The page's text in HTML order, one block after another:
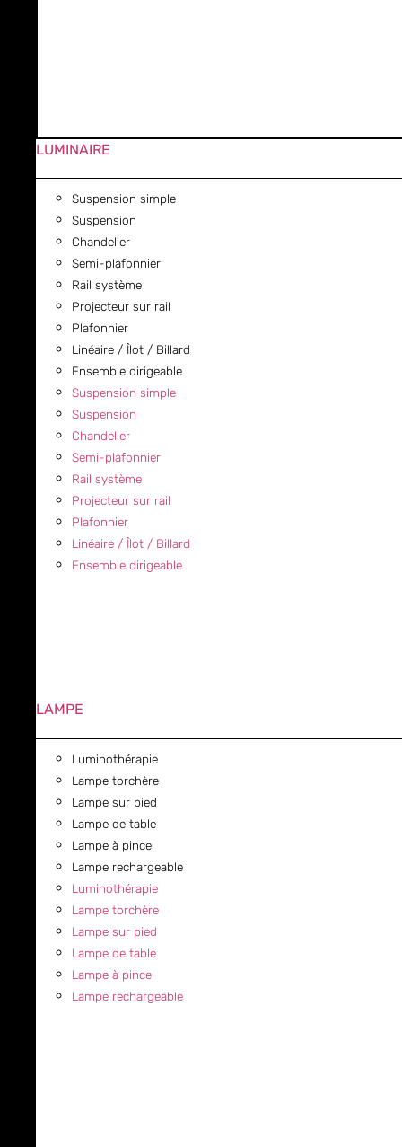
LUMINAIRE
Suspension simple
Suspension
Chandelier
Semi-plafonnier
Rail système
Projecteur sur rail
Plafonnier
Linéaire / Îlot / Billard
Ensemble dirigeable
Suspension simple
Suspension
Chandelier
Semi-plafonnier
Rail système
Projecteur sur rail
Plafonnier
Linéaire / Îlot / Billard
Ensemble dirigeable
LAMPE
Luminothérapie
Lampe torchère
Lampe sur pied
Lampe de table
Lampe à pince
Lampe rechargeable
Luminothérapie
Lampe torchère
Lampe sur pied
Lampe de table
Lampe à pince
Lampe rechargeable